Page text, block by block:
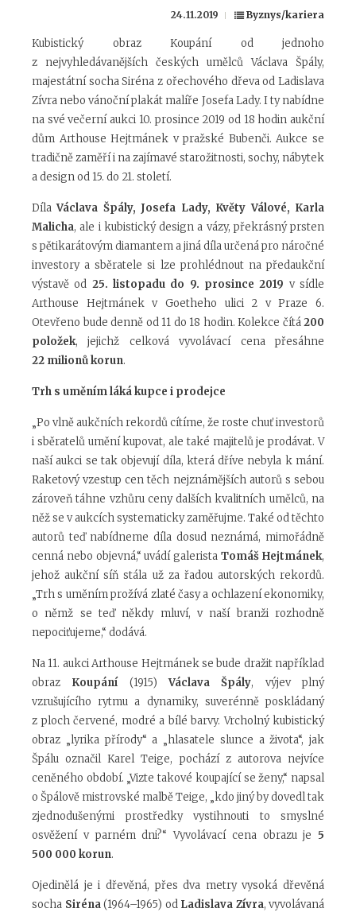
24.11.2019 Byznys/kariera
Kubistický obraz Koupání od jednoho
z nejvyhledávanějších českých umělců Václava Špály,
majestátní socha Siréna z ořechového dřeva od Ladislava
Zívra nebo vánoční plakát malíře Josefa Lady. I ty nabídne
na své večerní aukci 10. prosince 2019 od 18 hodin aukční
dům Arthouse Hejtmánek v pražské Bubenči. Aukce se
tradičně zaměří i na zajímavé starožitnosti, sochy, nábytek
a design od 15. do 21. století.
DílaVáclava Špály, Josefa Lady, Květy Válové, Karla
Malicha, ale i kubistický design a vázy, překrásný prsten
s pětikarátovým diamantem a jiná díla určená pro náročné
investory a sběratele si lze prohlédnout na předaukční
výstavě od 25. listopadu do 9. prosince 2019 v sídle
Arthouse Hejtmánek v Goetheho ulici 2 v Praze 6.
Otevřeno bude denně od 11 do 18 hodin. Kolekce čítá200
položek, jejichž celková vyvolávací cena přesáhne
22 milionů korun.
Trh s uměním láká kupce i prodejce
„Po vlně aukčních rekordů cítíme, že roste chuť investorů
i sběratelů umění kupovat, ale také majitelů je prodávat. V
naší aukci se tak objevují díla, která dříve nebyla k mání.
Raketový vzestup cen těch nejznámějších autorů s sebou
zároveň táhne vzhůru ceny dalších kvalitních umělců, na
něž se v aukcích systematicky zaměřujme. Také od těchto
autorů teď nabídneme díla dosud neznámá, mimořádně
cenná nebo objevná,“ uvádí galeristaTomáš Hejtmánek,
jehož aukční síň stála už za řadou autorských rekordů.
„Trh s uměním prožívá zlaté časy a ochlazení ekonomiky,
o němž se teď někdy mluví, v naší branži rozhodně
nepociťujeme,“ dodává.
Na 11. aukci Arthouse Hejtmánek se bude dražit například
obraz Koupání (1915)Václava Špály, výjev plný
vzrušujícího rytmu a dynamiky, suverénně poskládaný
z ploch červené, modré a bílé barvy. Vrcholný kubistický
obraz „lyrika přírody“ a „hlasatele slunce a života“, jak
Špálu označil Karel Teige, pochází z autorova nejvíce
ceněného období. „Vizte takové koupající se ženy,“ napsal
o Špálově mistrovské malbě Teige, „kdo jiný by dovedl tak
zjednodušenými prostředky vystihnouti to smyslné
osvěžení v parném dni?“Vyvolávací cena obrazu je 5
500 000 korun.
Ojedinělá je i dřevěná, přes dva metry vysoká dřevěná
socha Siréna(1964–1965) od Ladislava Zívra, vyvolávaná